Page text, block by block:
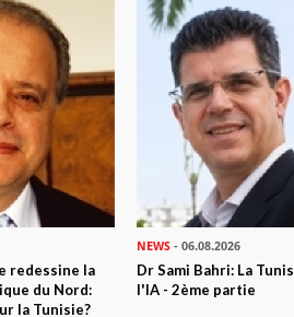
Nabeul, le temps de s’enquérir des
Samia repart en Australie,
tunisienne. « Je ne peux être
parmi les pionniers», confie-t-elle à
ie
ami
redessine la
du Nord:
la Tunisie?
NEWS - 06.08.2026
Dr Sami Bahri: La
l'IA - 2ème partie